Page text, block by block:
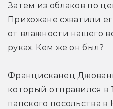
Затем из облаков по
Прихожане схватили
от влажности нашего
руках. Кем же он был?
Францисканец
который отправился в
папского посольства в